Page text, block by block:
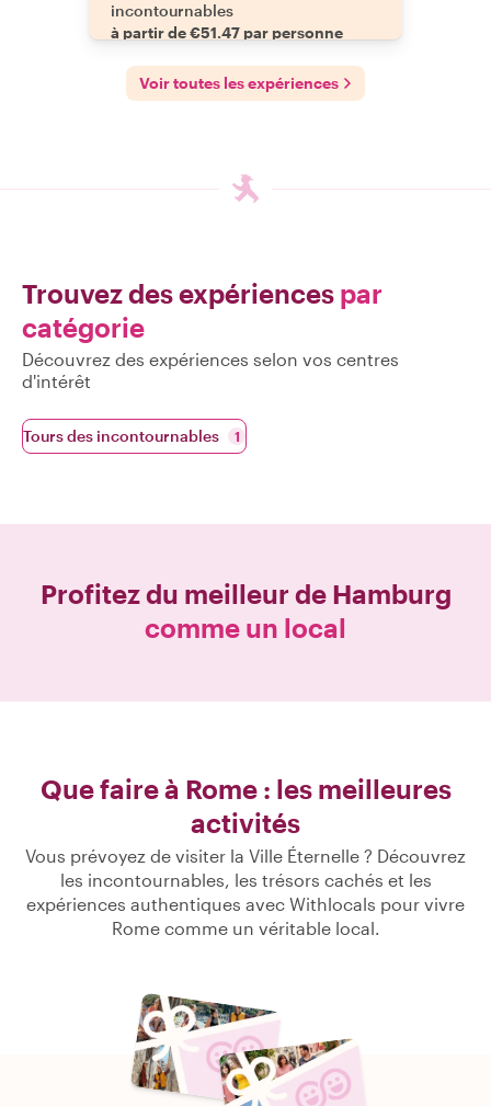
incontournables
à partir de €51.47 par personne
Voir toutes les expériences
Trouvez des expériences par
catégorie
Découvrez des expériences selon vos centres
d'intérêt
Tours des incontournables 1
Profitez du meilleur de Hamburg
comme un local
Que faire à Rome : les meilleures
activités
Vous prévoyez de visiter la Ville Éternelle ? Découvrez
les incontournables, les trésors cachés et les
expériences authentiques avec Withlocals pour vivre
Rome comme un véritable local.